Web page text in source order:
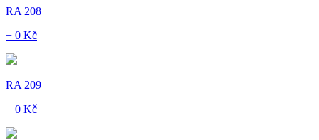
RA 208
+ 0 Kč
RA 209
+ 0 Kč